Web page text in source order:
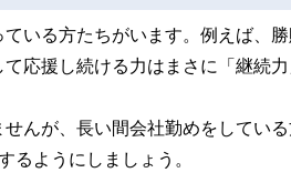
いる方たちがいます。例えば、
応援し続ける力はまさに「継続
んが、長い間会社勤めをしてい
るようにしましょう。